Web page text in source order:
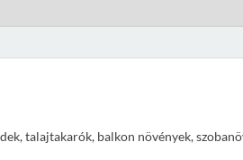
talajtakarók, balkon növények,